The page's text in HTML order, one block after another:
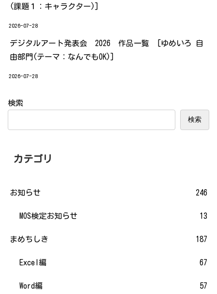
(課題１：キャラクター)]
2026-07-28
デジタルアート発表会 2026 作品一覧 [ゆめいろ 自
由部門(テーマ：なんでもOK)]
2026-07-28
検索
検索
カテゴリ
お知らせ 246
MOS検定お知らせ 13
まめちしき 187
Excel編 67
Word編 57